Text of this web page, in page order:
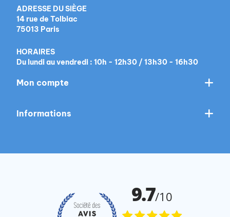
ADRESSE DU SIÈGE
14 rue de Tolbiac
75013 Paris
HORAIRES
Du lundi au vendredi : 10h - 12h30 / 13h30 - 16h30
Mon compte
Informations